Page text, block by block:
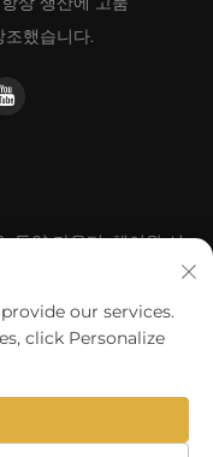
했습니다.
동양 카운티, 헤이완 시
our services.
click Personalize